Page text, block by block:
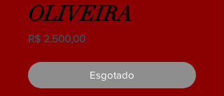
OLIVEIRA
R$ 2.500,00Preço
Esgotado